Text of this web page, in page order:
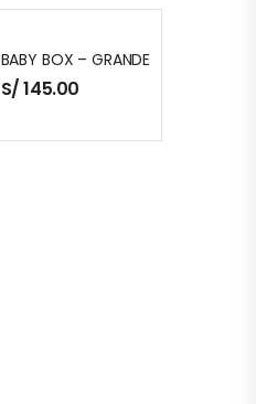
BABY BOX – GRANDE
S/145.00